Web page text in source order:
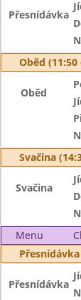
Přesnídávka
Oběd (11:50
Oběd
Svačina
Svačina
Menu
Přesnídávka